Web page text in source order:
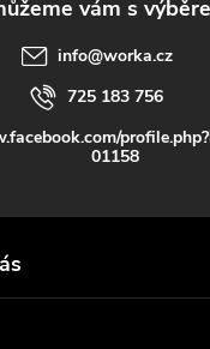
info@worka.cz
725 183 756
01158